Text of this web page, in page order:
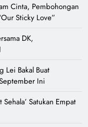
Cinta, Pembohongan
Sticky Love”
DK,
Lei Bakal Buat
Ini
Satukan Empat